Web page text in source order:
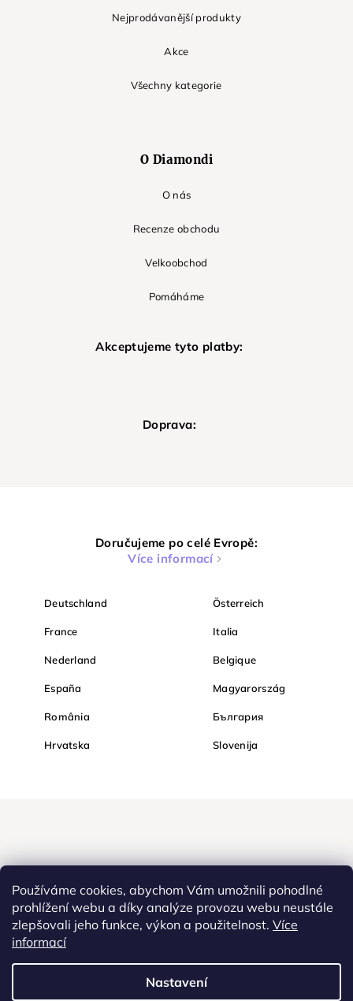
Používáme cookies, abychom Vám umožnili pohodlné
prohlížení webu a díky analýze provozu webu neustále
zlepšovali jeho funkce, výkon a použitelnost. Více
informací
Nastavení
Nejprodávanější produkty
Akce
Všechny kategorie
O Diamondi
O nás
Recenze obchodu
Velkoobchod
Pomáháme
Akceptujeme tyto platby:
Doprava:
Doručujeme po celé Evropě:
Více informací
Deutschland Österreich
France Italia
Nederland Belgique
España Magyarország
România България
Hrvatska Slovenija
Nakupujte na Diamondi bezpečně a bez obav. Díky HTTPS
podobě.